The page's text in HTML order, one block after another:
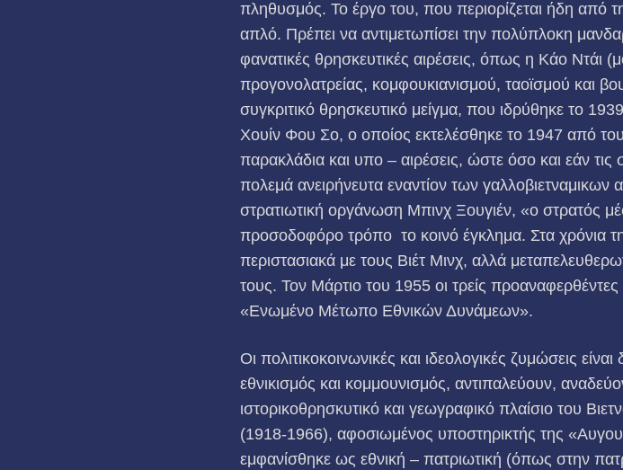
πληθυσμός. Το έργο του, που περιορίζεται ήδη από
απλό. Πρέπει να αντιμετωπίσει την πολύπλοκη
φανατικές θρησκευτικές αιρέσεις, όπως η Κάο Ντάι
προγονολατρείας, κομφουκιανισμού, ταοϊσμού και
συγκριτικό θρησκευτικό μείγμα, που ιδρύθηκε το
Χουίν Φου Σο, ο οποίος εκτελέσθηκε το 1947 από
παρακλάδια και υπο – αιρέσεις, ώστε όσο και εάν
πολεμά ανειρήνευτα εναντίον των
στρατιωτική οργάνωση Μπινχ Ξουγιέν, «ο στρατός
προσοδοφόρο τρόπο το κοινό έγκλημα. Στα χρόνια
περιστασιακά με τους Βιέτ Μινχ, αλλά
τους. Τον Μάρτιο του 1955 οι τρείς
«Ενωμένο Μέτωπο Εθνικών Δυνάμεων».
Οι πολιτικοκοινωνικές και ιδεολογικές ζυμώσεις
εθνικισμός και κομμουνισμός, αντιπαλεύουν,
ιστορικοθρησκυτικό και γεωγραφικό πλαίσιο του
(1918-1966), αφοσιωμένος υποστηρικτής της
εμφανίσθηκε ως εθνική – πατριωτική (όπως στην